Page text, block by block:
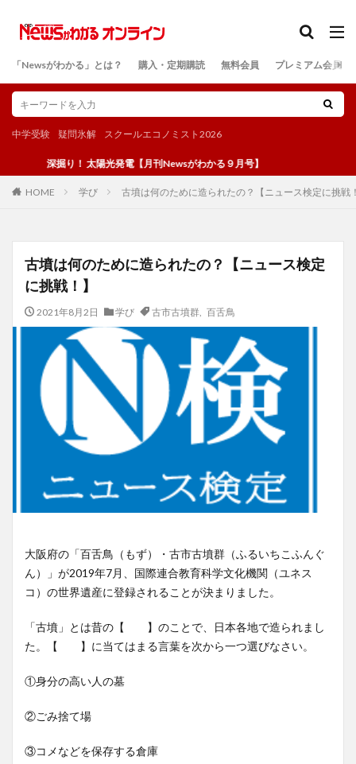
「Newsがわかる」とは？ 購入・定期購読 無料会員 プレミアム会員
中学受験 疑問氷解 スクールエコノミスト2026
深掘り！ 太陽光発電【月刊Newsがわかる９月号】
HOME 学び 古墳は何のために造られたの？【ニュース検定に挑戦
古墳は何のために造られたの？【ニュース検定
に挑戦！】
2021年8月2日 学び 古市古墳群 百舌鳥
大阪府の「百舌鳥（もず）・古市古墳群（ふるいちこふんぐ
ん）」が2019年7月、国際連合教育科学文化機関（ユネス
コ）の世界遺産に登録されることが決まりました。
「古墳」とは昔の【 】のことで、日本各地で造られまし
た。【 】に当てはまる言葉を次から一つ選びなさい。
①身分の高い人の墓
②ごみ捨て場
③コメなどを保存する倉庫
検索